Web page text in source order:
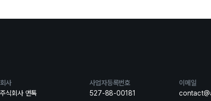
회사
주식회사 앤톡
사업자등록번호
527-88-00181
이메일